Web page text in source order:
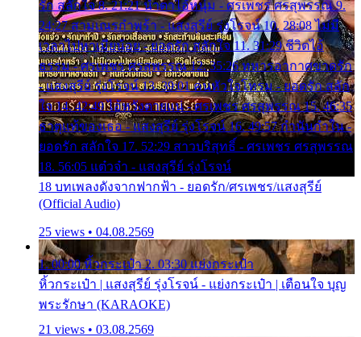
รัก สลักใจ 8. 21:21 น้ำตาไอ้หนุ่ม - ศรเพชร ศรสุพรรณ 9.
24:27 สามเณรกำพร้า - แสงสุรีย์ รุ่งโรจน์ 10. 28:08 ไม่มี
เวลาไปหาเมียน้อย - ยอดรัก สลักใจ 11. 31:29 ชีวิตไอ้
ธรรม - ศรเพชร ศรสุพรรณ 12. 35:26 ทหารอากาศขาดรัก
- แสงสุรีย์ รุ่งโรจน์ 13. 39:01 คนหัวใจโทรม - ยอดรัก สลัก
ใจ 14. 42:49 ไอ้หวังตายแน่ - ศรเพชร ศรสุพรรณ 15. 46:35
ธาตุแท้ของเธอ - แสงสุรีย์ รุ่งโรจน์ 16. 49:57 กำนันกำใน -
ยอดรัก สลักใจ 17. 52:29 สาวบริสุทธิ์ - ศรเพชร ศรสุพรรณ
18. 56:05 แต๋วจ๋า - แสงสุรีย์ รุ่งโรจน์
18 บทเพลงดังจากฟากฟ้า - ยอดรัก/ศรเพชร/แสงสุรีย์
(Official Audio)
25 views • 04.08.2569
1. 00:00 หิ้วกระเป๋า 2. 03:30 แย่งกระเป๋า
หิ้วกระเป๋า | แสงสุรีย์ รุ่งโรจน์ - แย่งกระเป๋า | เตือนใจ บุญ
พระรักษา (KARAOKE)
21 views • 03.08.2569